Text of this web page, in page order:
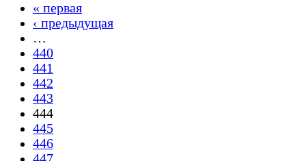
« первая
‹ предыдущая
…
440
441
442
443
444
445
446